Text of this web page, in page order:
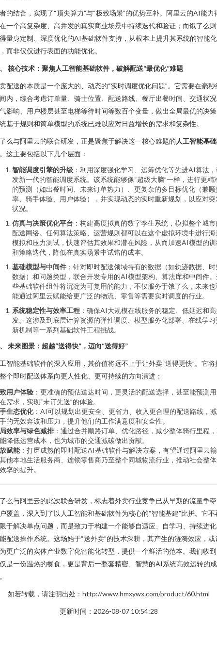
的结合，实现了“顶尖算力”与“极致场景”的优势互补。阿里云的AI能力
一个高复杂度、高并发的真实商业场景中持续迭代和验证；而饿了么
量身定制、深度优化的AI基础软件支持，从根本上提升其系统的智能
而非仅仅进行表面的功能优化。
核心技术：聚焦人工智能基础软件，破解配送“最优化”难题
配送的本质是一个庞大的、动态的“实时调度优化问题”。它需要在毫秒
内，综合考虑订单量、骑士位置、配送路线、餐厅出餐时间、交通状
影响、用户楼层甚至电梯等待时间等数百个变量，做出全局最优的决
基于规则和简单模型的系统已难以应对日益增长的需求和复杂性。
么与阿里云的联合研发，正是聚焦于解决这一核心难题的 人工智能基
。这主要包括以下几个层面：
智能调度引擎的升级 ：利用深度强化学习、运筹优化等先进AI算法
发新一代的智能调度系统。该系统能够像“超级大脑”一样，进行更精
的预测（如出餐时间、未来订单热力）、更复杂的多目标优化（兼顾
率、骑手体验、用户体验），并实现动态的实时重新规划，以应对突
状况。
仿真与决策优化平台 ：构建高度拟真的数字孪生系统，模拟整个城
配送网络。任何算法策略、运营规则都可以在这个虚拟环境中进行海
模拟和压力测试，快速评估其效果和潜在风险，从而加速AI模型的
和策略迭代，降低在真实场景中试错的成本。
基础模型与中间件 ：针对即时配送领域特有的数据（如轨迹数据、
数据）和问题类型，联合开发专用的AI模型架构、算法库和中间件
些基础软件组件将沉淀为可复用的能力，不仅服务于饿了么，未来也
能通过阿里云赋能给更广泛的物流、零售等需要实时调度的行业。
系统稳定性与效率工程 ：确保AI大规模在线服务的稳定、低延迟和
发。这涉及到底层计算资源的弹性调度、模型服务化部署、在线学习
新机制等一系列基础软件工程挑战。
未来图景：超越“送得快”，迈向“送得好”
智能基础软件的深入应用，其价值将远不止于让外卖“送得更快”。它将
个即时配送体系向更人性化、更可持续的方向演进：
用户体验 ：更准确的预估送达时间，更灵活的配送选择，甚至能预测
需求，实现“未订先送”的体验。
生态优化：AI可以规划出更安全、更省力、收入更合理的配送路线，
的无效奔波和压力，提升他们的工作满意度和安全性。
效率与绿色减排 ：通过合并顺路订单、优化路径，减少整体骑行里程
降低运营成本，也为城市的交通减碳做出贡献。
赋能：打磨成熟的即时配送AI基础软件与解决方案，有望通过阿里云
他本地生活服务商、连锁零售商乃至整个同城物流行业，推动社会整
率的提升。
么与阿里云的此次联合研发，标志着外卖行业竞争已从早期的流量争
覆盖，深入到了以人工智能和基础软件为核心的“智能基建”比拼。它不
于解决单点问题，而是致力于构建一个能够自适应、自学习、持续进
配送操作系统。这场始于“送外卖”的技术深耕，其产生的涟漪效应，或
更广泛的实体产业数字化智能化转型，提供一个鲜活的范本。我们收
是一份温热的餐食，更是背后一整套精密、智慧的AI系统高效运转的成
如若转载，请注明出处：http://www.hmxywx.com/product/60.html
更新时间：2026-08-07 10:54:28